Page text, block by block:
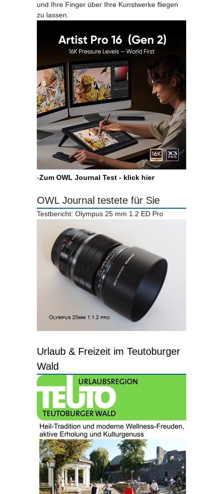
und Ihre Finger über Ihre Kunstwerke fliegen
zu lassen.
-Zum OWL Journal Test - klick hier
OWL Journal testete für Sie
Testbericht: Olympus 25 mm 1.2 ED Pro
Urlaub & Freizeit im Teutoburger
Wald